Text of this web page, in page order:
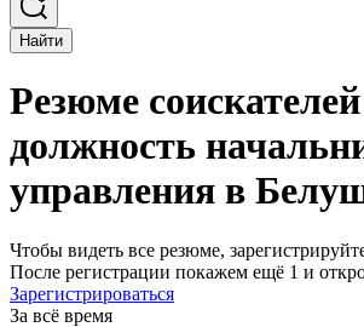
Найти
Резюме
должность
управления в
Чтобы видеть все резюме,
После регистрации покажем ещё 1 и
Зарегистрироваться
За всё время